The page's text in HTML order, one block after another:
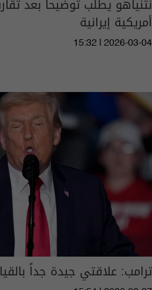
نتنياهو يطلب توضيحا بعد
أمريكية إيرانية
15:32 | 2026-03-04
ترامب: علاقتي جيدة جداً